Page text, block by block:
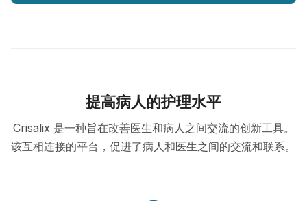
提高病人的护理水平
Crisalix 是一种旨在改善医生和病人之间交流的创新工具。
该互相连接的平台，促进了病人和医生之间的交流和联系。